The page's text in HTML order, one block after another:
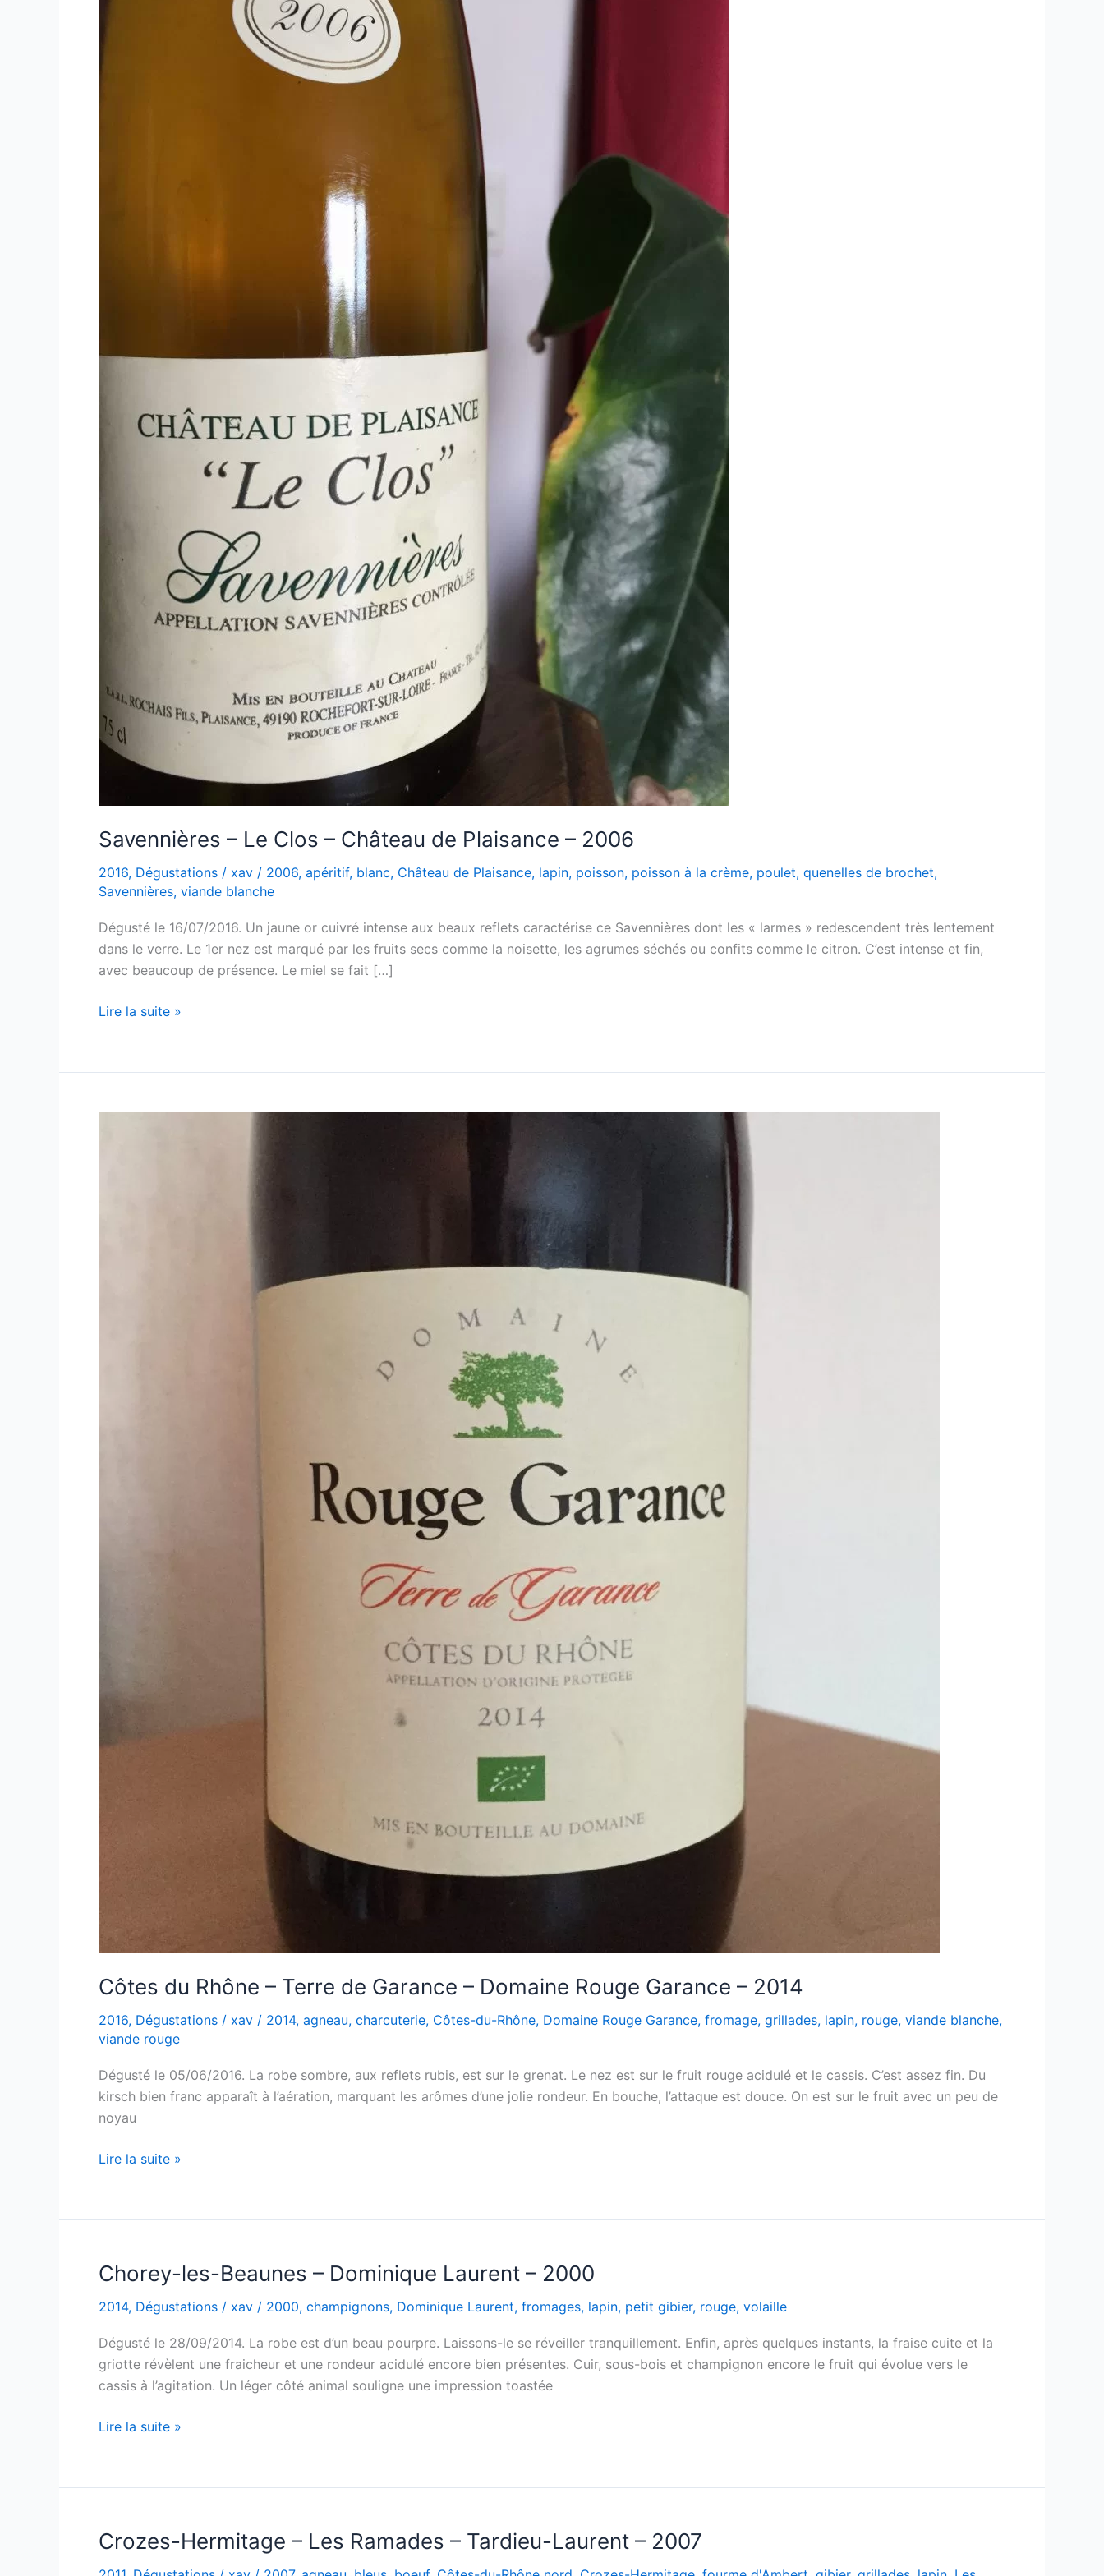
Savennières – Le Clos – Château de Plaisance – 2006
2016, Dégustations / xav / 2006, apéritif, blanc, Château de Plaisance, lapin, poisson, poisson à la crème, poulet, quenelles de brochet,
Savennières, viande blanche
Dégusté le 16/07/2016. Un jaune or cuivré intense aux beaux reflets caractérise ce Savennières dont les « larmes » redescendent très lentement
dans le verre. Le 1er nez est marqué par les fruits secs comme la noisette, les agrumes séchés ou confits comme le citron. C’est intense et fin,
avec beaucoup de présence. Le miel se fait […]
Savennières
Clos
Château
Lire la suite »
Côtes du Rhône – Terre de Garance – Domaine Rouge Garance – 2014
2016, Dégustations / xav / 2014, agneau, charcuterie, Côtes-du-Rhône, Domaine Rouge Garance, fromage, grillades, lapin, rouge, viande blanche,
viande rouge
Dégusté le 05/06/2016. La robe sombre, aux reflets rubis, est sur le grenat. Le nez est sur le fruit rouge acidulé et le cassis. C’est assez fin. Du
kirsch bien franc apparaît à l’aération, marquant les arômes d’une jolie rondeur. En bouche, l’attaque est douce. On est sur le fruit avec un peu de
noyau
Côtes
–
de
Garance
–
Rouge
Garance
–
Lire la suite »
Chorey-les-Beaunes – Dominique Laurent – 2000
2014, Dégustations / xav / 2000, champignons, Dominique Laurent, fromages, lapin, petit gibier, rouge, volaille
Dégusté le 28/09/2014. La robe est d’un beau pourpre. Laissons-le se réveiller tranquillement. Enfin, après quelques instants, la fraise cuite et la
griotte révèlent une fraicheur et une rondeur acidulé encore bien présentes. Cuir, sous-bois et champignon encore le fruit qui évolue vers le
cassis à l’agitation. Un léger côté animal souligne une impression toastée
Chorey-
–
Laurent
–
Lire la suite »
Crozes-Hermitage – Les Ramades – Tardieu-Laurent – 2007